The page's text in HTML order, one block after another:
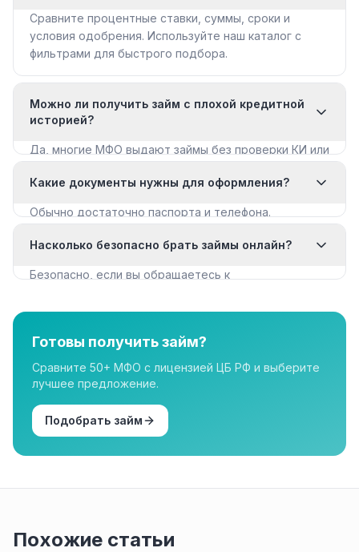
Сравните процентные ставки, суммы, сроки и
условия одобрения. Используйте наш каталог с
фильтрами для быстрого подбора.
Можно ли получить займ с плохой кредитной
историей?
Да, многие МФО выдают займы без проверки КИ или
с плохой КИ».
Какие документы нужны для оформления?
Обычно достаточно паспорта и телефона.
документы для крупных сумм.
Насколько безопасно брать займы онлайн?
Безопасно, если вы обращаетесь к
организации в нашем каталоге имеют лицензию.
Готовы получить займ?
Сравните 50+ МФО с лицензией ЦБ РФ и выберите
лучшее предложение.
Подобрать займ
Похожие статьи